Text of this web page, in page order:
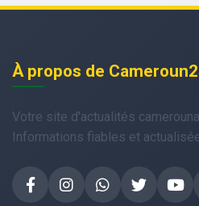
À propos de
Votre site d'actualités
Informations fiables et